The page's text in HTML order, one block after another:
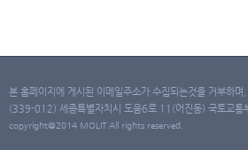
본 홈페이지에 게시된 이메일주소가 수집되는것을 거부하
(339-012) 세종특별자치시 도움6로 11(어진동) 국토교
copyright@2014 MOLIT All rights reserved.